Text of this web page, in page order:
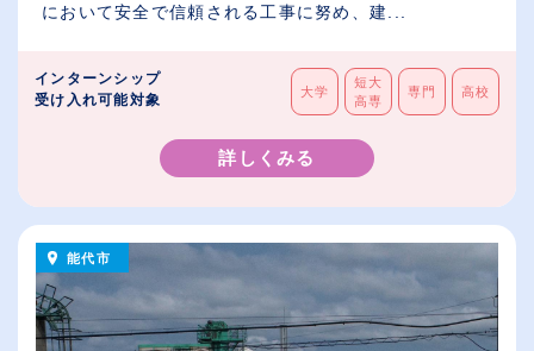
において安全で信頼される工事に努め、建...
インターンシップ
受け入れ可能対象
大学
短大
高専
専門 高校
詳しくみる
能代市